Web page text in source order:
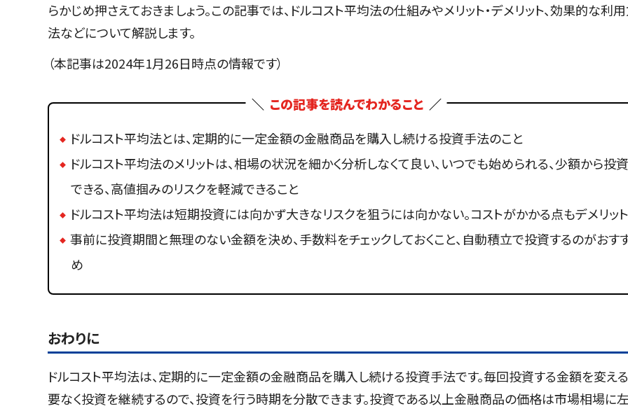
らかじめ押さえておきましょう。この記事では、ドルコスト平均法の仕組みやメリット・デメリット、効果的な利
法などについて解説します。
（本記事は2024年1月26日時点の情報です）
この記事を読んでわかること
ドルコスト平均法とは、定期的に一定金額の金融商品を購入し続ける投資手法のこと
ドルコスト平均法のメリットは、相場の状況を細かく分析しなくて良い、いつでも始められる、少額から投資
できる、高値掴みのリスクを軽減できること
ドルコスト平均法は短期投資には向かず大きなリスクを狙うには向かない。コストがかかる点もデメリット
事前に投資期間と無理のない金額を決め、手数料をチェックしておくこと、自動積立で投資するのがおす
め
おわりに
ドルコスト平均法は、定期的に一定金額の金融商品を購入し続ける投資手法です。毎回投資する金額を変え
要なく投資を継続するので、投資を行う時期を分散できます。投資である以上金融商品の価格は市場相場に